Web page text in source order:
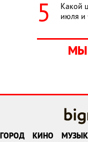
Какой
июля и
МЫ
ГОРОД КИНО